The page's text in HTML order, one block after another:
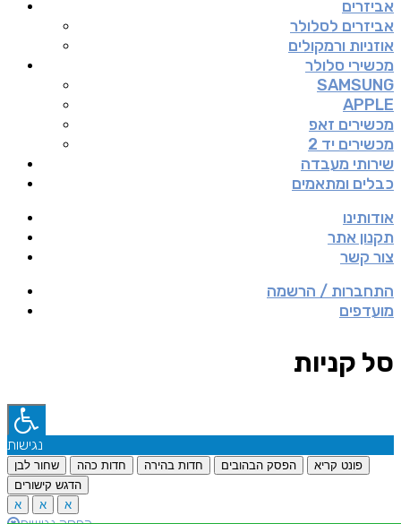
אביזרים
אביזרים לסלולר
אוזניות ורמקולים
מכשירי סלולר
SAMSUNG
APPLE
מכשירים זאפ
מכשירים יד 2
שירותי מעבדה
כבלים ומתאמים
אודותינו
תקנון אתר
צור קשר
התחברות / הרשמה
מועדפים
סל קניות
נגישות
שחור לבן חדות כהה חדות בהירה הפסק הבהובים
פונט קריא
הדגש קישורים
א
א א